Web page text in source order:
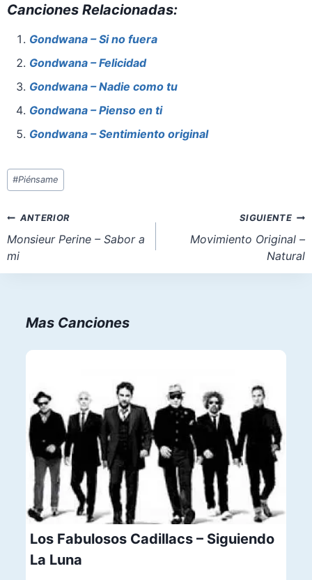
c
e
b
o
o
k
er
e
st
at
s
A
p
p
st
o
d
o
n
ai
Canciones Relacionadas:
Gondwana – Si no fuera
Gondwana – Felicidad
Gondwana – Nadie como tu
Gondwana – Pienso en ti
Gondwana – Sentimiento original
Etiquetas
de
entrada:
#Piénsame
Navegación
de
entradas
ANTERIOR
Monsieur Perine – Sabor a
mi
SIGUIENTE
Movimiento Original –
Natural
Mas Canciones
Los Fabulosos Cadillacs – Siguiendo
La Luna